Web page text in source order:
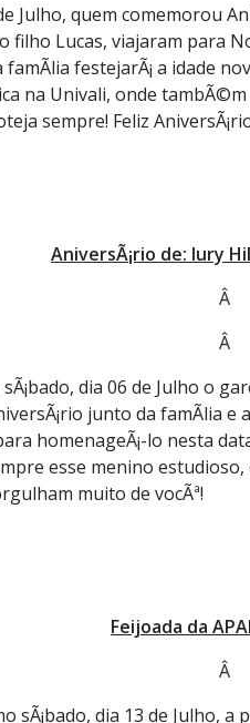
Julho, quem comemorou
filho Lucas, viajaram para
famÃ­lia festejarÃ¡ a idade
na Univali, onde
sempre! Feliz
AniversÃ¡rio de: Iury
Â
Â
dia 06 de Julho o
junto da famÃ­lia e
homenageÃ¡-lo nesta
esse menino estudioso,
muito de vocÃª!
Feijoada da
Â
sÃ¡bado, dia 13 de Julho, a